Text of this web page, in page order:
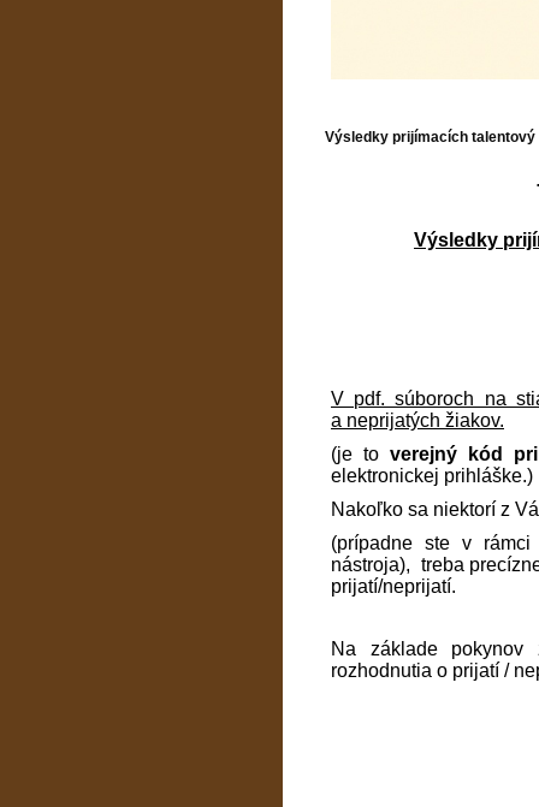
Výsledky prijímacích
Výsledky
V pdf. súboroch na
a neprijatých žiakov.
(je to verejný kód
elektronickej prihláške.)
Nakoľko sa niektorí z
(prípadne ste v rámci
nástroja), treba
prijatí/neprijatí.
Na základe pokynov
rozhodnutia o prijatí /